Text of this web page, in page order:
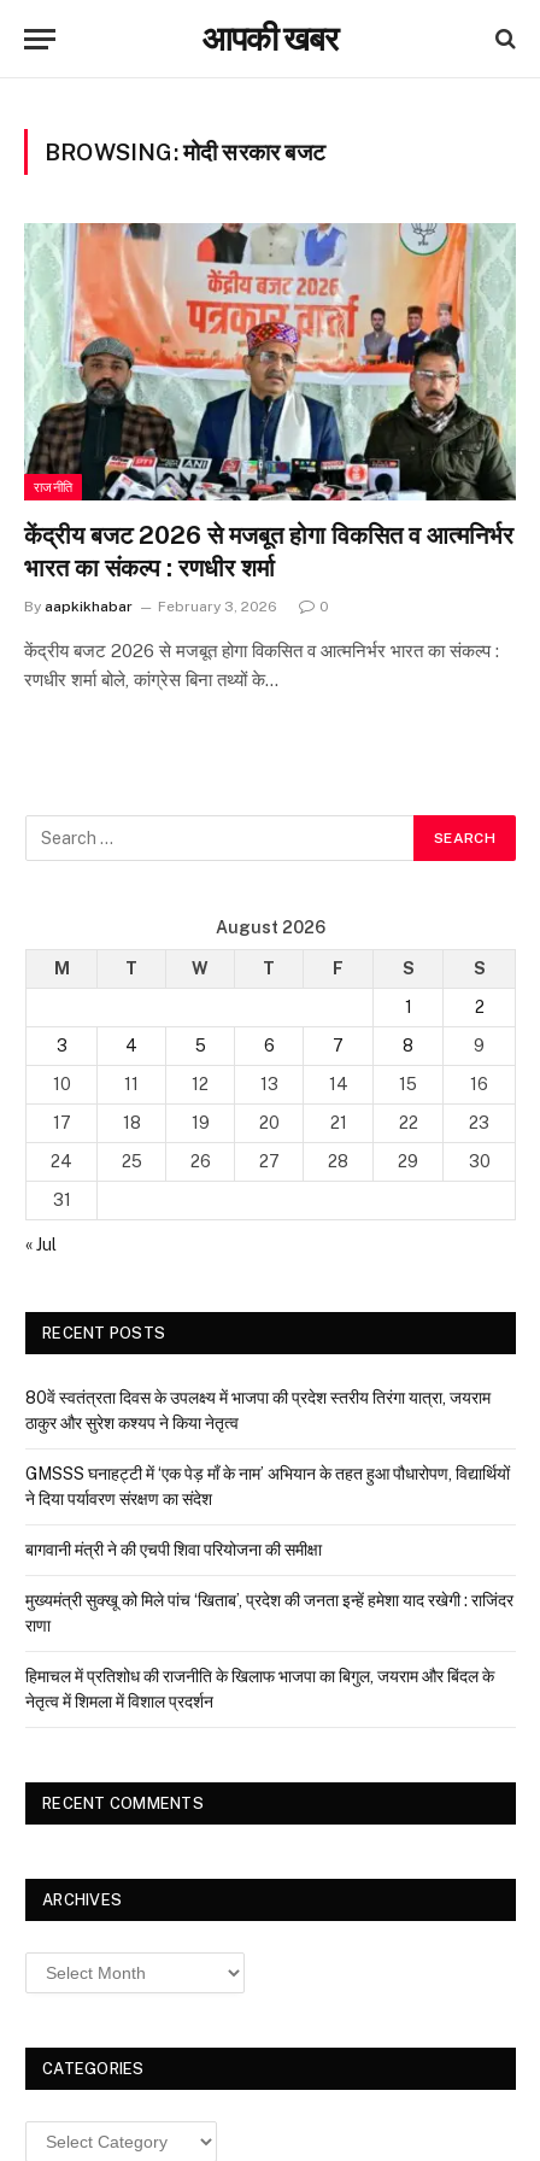
आपकी खबर
BROWSING:मोदी सरकार बजट
राजनीति
केंद्रीय बजट 2026 से मजबूत होगा विकसित व आत्मनिर्भर
भारत का संकल्प : रणधीर शर्मा
By aapkikhabar February 3, 2026 0
केंद्रीय बजट 2026 से मजबूत होगा विकसित व आत्मनिर्भर भारत का संकल्प :
रणधीर शर्मा बोले, कांग्रेस बिना तथ्यों के…
August 2026
M T W T F S
S
1
2
3
4 5 6 7 8
9
10
11 12 13 14 15
16
17
18 19 20 21 22
23
24
25 26 27 28 29
30
31
« Jul
RECENT POSTS
80वें स्वतंत्रता दिवस के उपलक्ष्य में भाजपा की प्रदेश स्तरीय तिरंगा यात्रा, जयराम
ठाकुर और सुरेश कश्यप ने किया नेतृत्व
GMSSS घनाहट्टी में ‘एक पेड़ माँ के नाम’ अभियान के तहत हुआ पौधारोपण, विद्यार्थियों
ने दिया पर्यावरण संरक्षण का संदेश
बागवानी मंत्री ने की एचपी शिवा परियोजना की समीक्षा
मुख्यमंत्री सुक्खू को मिले पांच ‘खिताब’, प्रदेश की जनता इन्हें हमेशा याद रखेगी : राजिंदर
राणा
हिमाचल में प्रतिशोध की राजनीति के खिलाफ भाजपा का बिगुल, जयराम और बिंदल के
नेतृत्व में शिमला में विशाल प्रदर्शन
RECENT COMMENTS
ARCHIVES
Archives
CATEGORIES
Categories